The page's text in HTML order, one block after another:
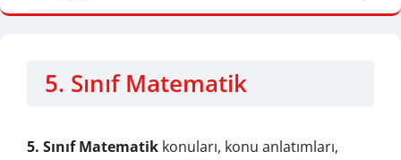
5. Sınıf Matematik
5. Sınıf Matematik konuları, konu anlatımları,